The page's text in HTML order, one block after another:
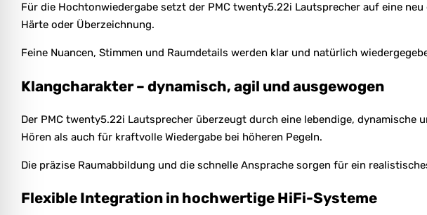
Für die Hochtonwiedergabe setzt der PMC twenty5.22i Lautsprecher auf eine
Härte oder Überzeichnung.
Feine Nuancen, Stimmen und Raumdetails werden klar und natürlich
Klangcharakter – dynamisch, agil und ausgewogen
Der PMC twenty5.22i Lautsprecher überzeugt durch eine lebendige,
Hören als auch für kraftvolle Wiedergabe bei höheren Pegeln.
Die präzise Raumabbildung und die schnelle Ansprache sorgen für ein
Flexible Integration in hochwertige HiFi-Systeme